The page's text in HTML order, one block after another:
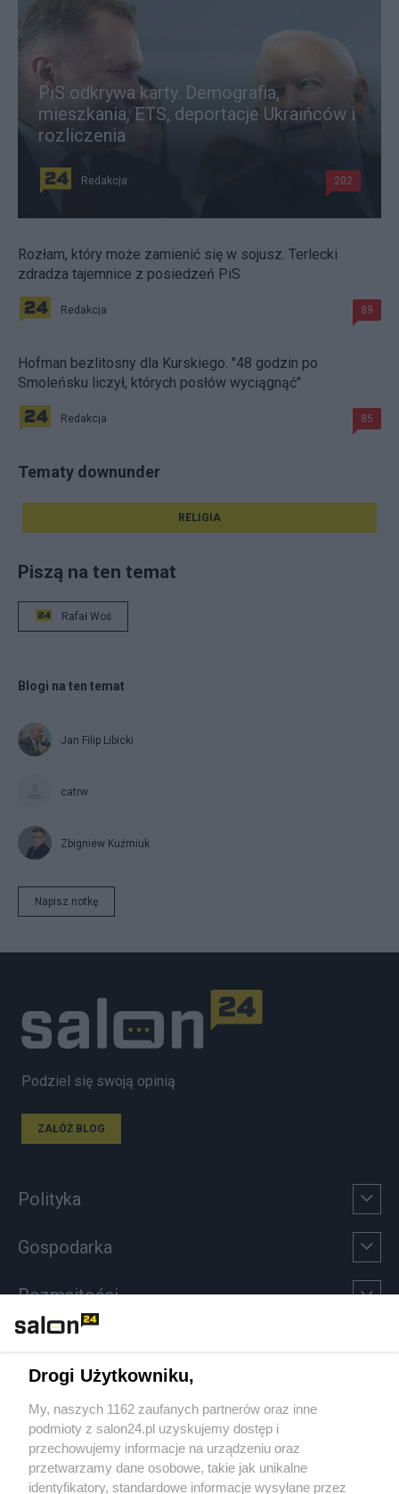
PiS odkrywa karty. Demografia,
mieszkania, ETS, deportacje Ukraińców i
rozliczenia
Redakcja 202
Rozłam, który może zamienić się w sojusz. Terlecki
zdradza tajemnice z posiedzeń PiS
Redakcja 89
Hofman bezlitosny dla Kurskiego. "48 godzin po
Smoleńsku liczył, których posłów wyciągnąć"
Redakcja 85
Tematy downunder
RELIGIA
Piszą na ten temat
Rafał Woś
Blogi na ten temat
Jan Filip Libicki
catrw
Zbigniew Kuźmiuk
Napisz notkę
Podziel się swoją opinią
ZAŁÓŻ BLOG
Polityka
Gospodarka
Rozmaitości
Sport
Społeczeństwo
Kultura
Drogi Użytkowniku,
My, naszych 1162 zaufanych partnerów oraz inne
podmioty z salon24.pl uzyskujemy dostęp i
przechowujemy informacje na urządzeniu oraz
przetwarzamy dane osobowe, takie jak unikalne
identyfikatory, standardowe informacje wysyłane przez